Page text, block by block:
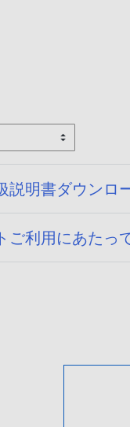
説明書ダウンロ
ご利用にあたっ